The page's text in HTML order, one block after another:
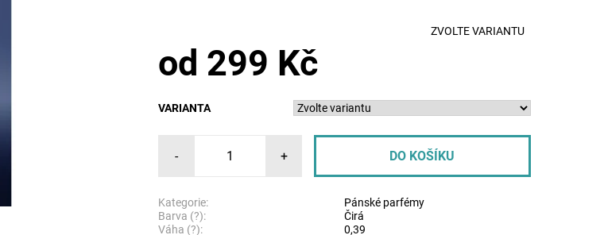
ZVOLTE VARIANTU
od 299 Kč
VARIANTA
- +
Kategorie:
Pánské parfémy
Barva (?):
Čirá
Váha (?):
0,39